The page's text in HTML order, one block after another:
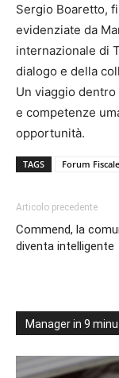
Sergio Boaretto,
evidenziate da
internazionale di
dialogo e della
Un viaggio
e competenze
opportunità.
TAGS Forum
Articolo precedente
Commend, la
diventa intelligente
Manager in 9